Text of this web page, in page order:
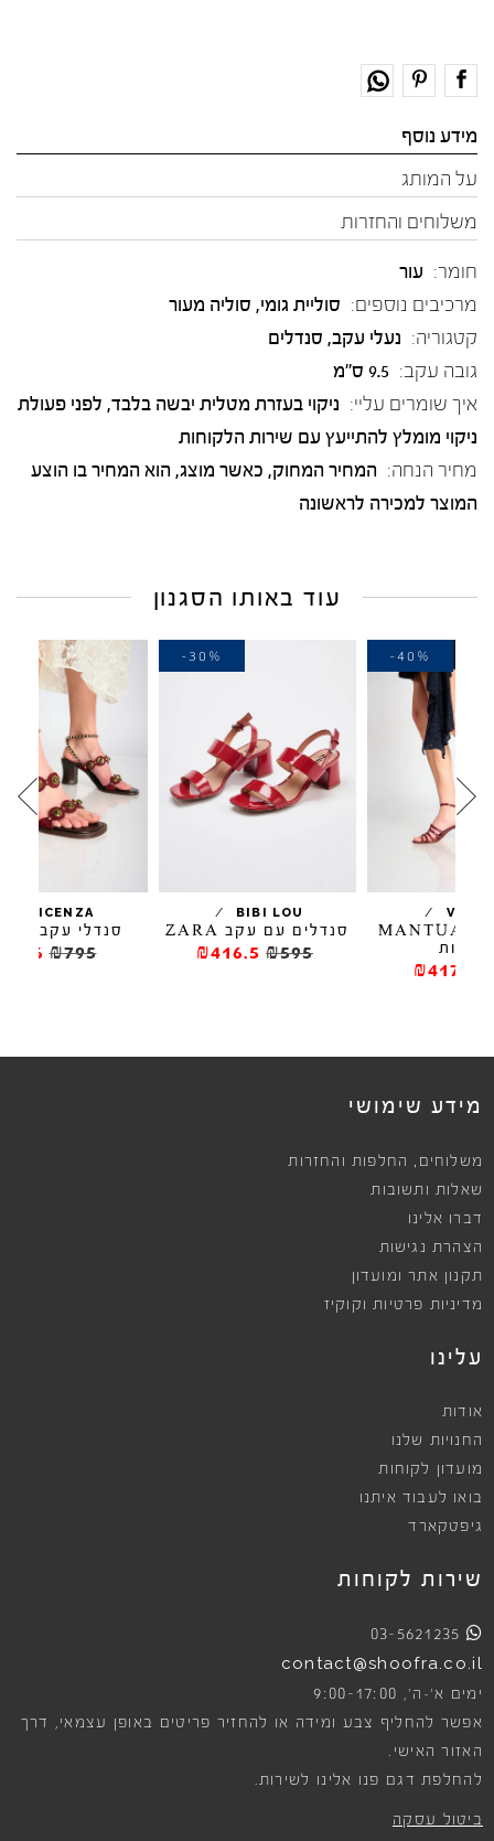
מידע נוסף
על המותג
משלוחים והחזרות
חומר: עור
מרכיבים נוספים: סוליית גומי, סוליה מעור
קטגוריה: נעלי עקב, סנדלים
גובה עקב: 9.5 ס"מ
איך שומרים עליי: ניקוי בעזרת מטלית יבשה בלבד, לפני פעולת
ניקוי מומלץ להתייעץ עם שירות הלקוחות
מחיר הנחה: המחיר המחוק, כאשר מוצג, הוא המחיר בו הוצע
המוצר למכירה לראשונה
עוד באותו הסגנון
/
סנדלים עם עקב ZARA
₪416.5
/
סנדלי עקב MAGY
₪636
-20%
מידע שימושי
משלוחים , החלפות והחזרות
שאלות ותשובות
דברו אלינו
הצהרת נגישות
תקנון אתר ומועדון
מדיניות פרטיות וקוקיז
עלינו
אודות
החנויות שלנו
מועדון לקוחות
בואו לעבוד איתנו
גיפטקארד
שירות לקוחות
03-5621235
contact@shoofra.co.il
ימים א׳-ה׳, 9:00-17:00
אפשר להחליף צבע ומידה או להחזיר פריטים באופן עצמאי, דרך
האזור האישי.
להחלפת דגם פנו אלינו לשירות.
ביטול עסקה